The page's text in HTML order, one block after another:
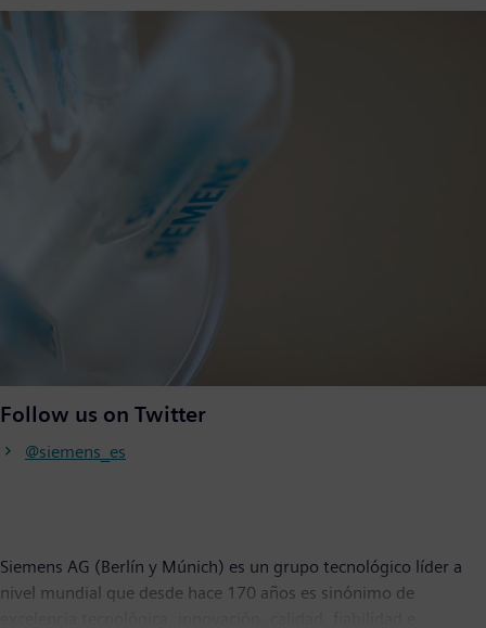
Follow us on Twitter
@siemens_es
Siemens AG (Berlín y Múnich) es un grupo tecnológico líder a
nivel mundial que desde hace 170 años es sinónimo de